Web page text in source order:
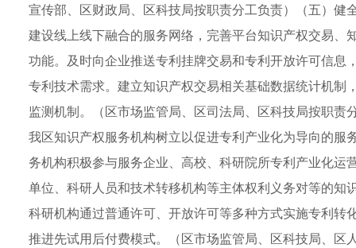
宣传部、区财政局、区科技局按职责分工负责）（五）
建设线上线下融合的服务网络，完善平台知识产权交易
功能。及时向企业推送专利挂牌交易和专利开放许可信
专利技术需求。建立知识产权交易相关基础数据统计机
监测机制。（区市场监管局、区司法局、区科技局按职
我区知识产权服务机构树立以促进专利产业化为导向的
务机构积极参与服务企业、高校、科研院所专利产业化
单位、科研人员和技术转移机构等主体权利义务对等的
科研机构通过普通许可、开放许可等多种方式实施专利
推进先试用后付费模式。（区市场监管局、区科技局、